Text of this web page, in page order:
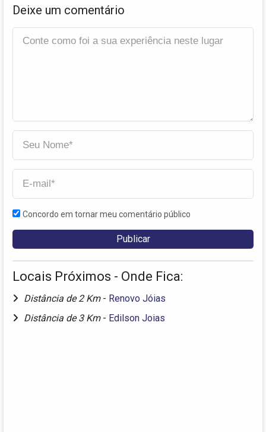
Deixe um comentário
Concordo em tornar meu comentário público
Locais Próximos - Onde Fica:
Distância de 2 Km - Renovo Jóias
Distância de 3 Km - Edilson Joias